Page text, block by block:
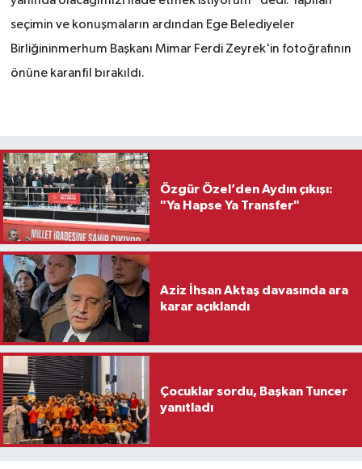
seçimin ve konuşmaların ardından Ege Belediyeler
Birliğininmerhum Başkanı Mimar Ferdi Zeyrek'in fotoğrafının
önüne karanfil bırakıldı.
Özgür Özel’den Aydın çıkışı:
"Ya Hapse Ya Transfer"
Aziz İhsan Aktaş davasında ara
karar açıklandı
Çocuklar sordu, Başkan Tuncer
yanıtladı